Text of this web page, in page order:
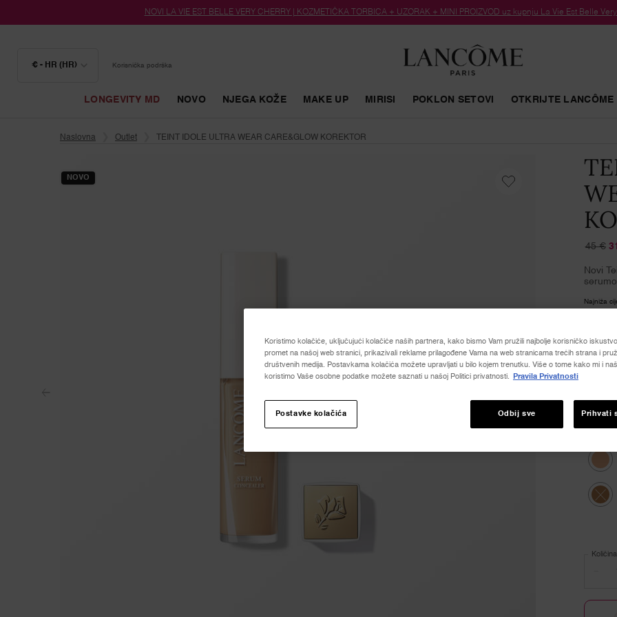
NOVI LA VIE EST BELLE VERY CHERRY | KOZMETIČKA TORBICA + UZORAK + MINI PROIZVOD uz kupnju La Vie Est Belle
€ - HR (HR) Korisnička podrška
LONGEVITY MD NOVO NJEGA KOŽE MAKE UP MIRISI POKLON SETOVI OTKRIJTE LANCÔME
Naslovna
Outlet TEINT IDOLE ULTRA WEAR CARE&GLOW KOREKTOR
45 €
Novi
Najniža
od
5
Read
za
istu
NOVO
325C,
Ovog
Količina
Koristimo kolačiće, uključujući kolačiće naših partnera, kako bismo Vam pružili najbolje korisničko
promet na našoj web stranici, prikazivali reklame prilagođene Vama na web stranicama trećih strana i
društvenih medija. Postavkama kolačića možete upravljati u bilo kojem trenutku. Više o tome kako mi i
koristimo Vaše osobne podatke možete saznati u našoj Politici privatnosti.
Pravila Privatnosti
Odbij sve Prihvati
Postavke kolačića